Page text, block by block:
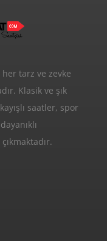
tarz ve zevke
Klasik ve şık
saatler, spor